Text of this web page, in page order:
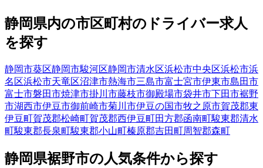
静岡県内の市区町村の ドライバー求人
を探す
静岡市葵区静岡市駿河区静岡市清水区浜松市中央区浜松市浜
名区浜松市天竜区沼津市熱海市三島市富士宮市伊東市島田市
富士市磐田市焼津市掛川市藤枝市御殿場市袋井市下田市裾野
市湖西市伊豆市御前崎市菊川市伊豆の国市牧之原市賀茂郡東
伊豆町賀茂郡松崎町賀茂郡西伊豆町田方郡函南町駿東郡清水
町駿東郡長泉町駿東郡小山町榛原郡吉田町周智郡森町
静岡県裾野市の人気条件から探す